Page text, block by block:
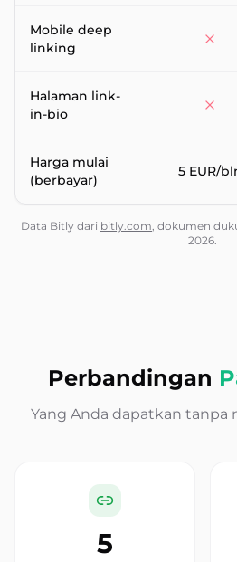
Mobile deep
linking
Halaman link-
in-bio
Harga mulai
(berbayar)
5 EUR/
Data Bitly dari bitly.com, dokumen
2026.
Perbandingan
Yang Anda dapatkan tanpa
5